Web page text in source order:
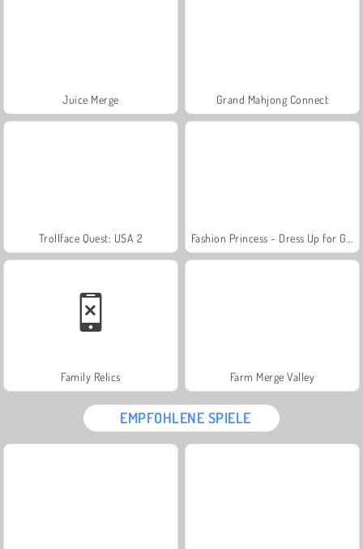
Juice Merge Grand Mahjong Connect
Trollface Quest: USA 2
Family Relics Farm Merge Valley
EMPFOHLENE SPIELE